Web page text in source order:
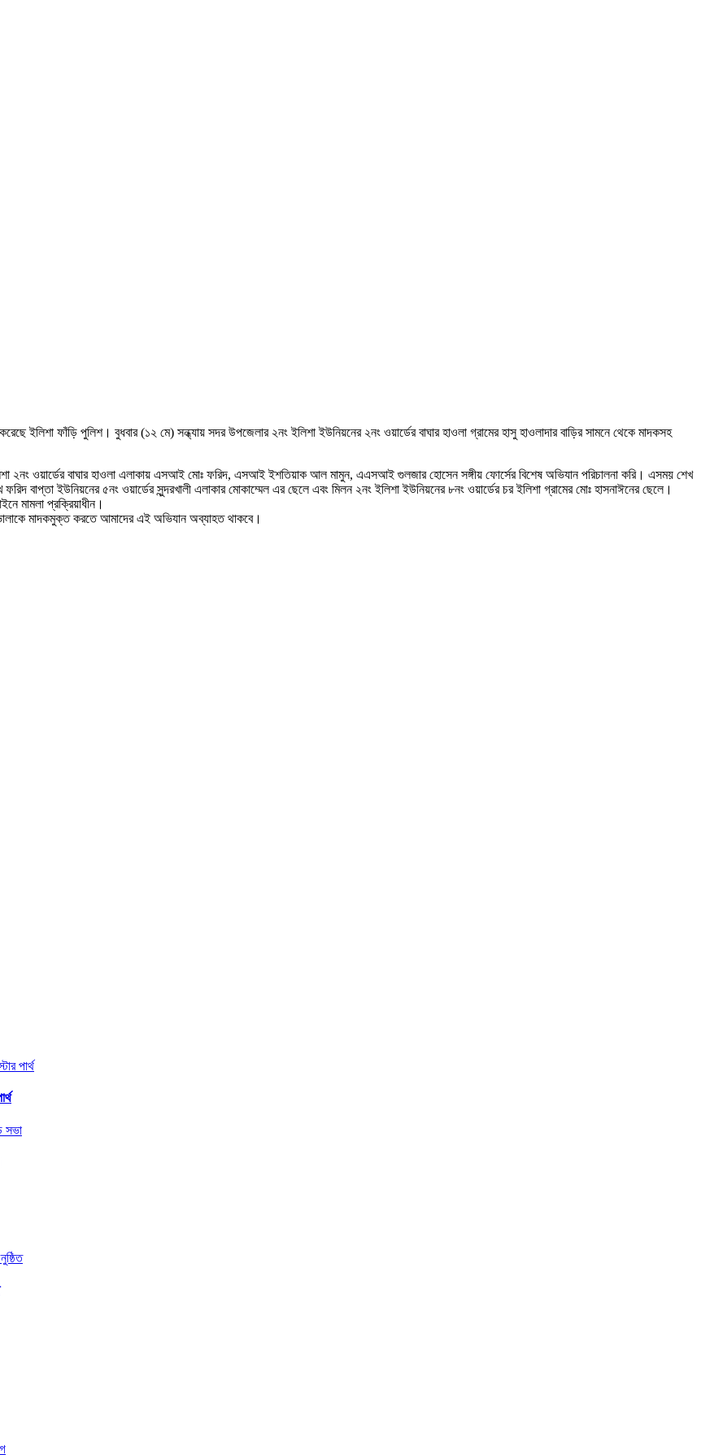
ইলিশা ফাঁড়ি পুলিশ। বুধবার (১২ মে) সন্ধ্যায় সদর উপজেলার ২নং ইলিশা ইউনিয়নের ২নং ওয়ার্ডের বাঘার হাওলা গ্রামের হাসু হাওলাদার বাড়ির সামনে থেকে মাদকসহ
২নং ওয়ার্ডের বাঘার হাওলা এলাকায় এসআই মোঃ ফরিদ, এসআই ইশতিয়াক আল মামুন, এএসআই গুলজার হোসেন সঙ্গীয় ফোর্সের বিশেষ অভিযান পরিচালনা করি। এসময় শেখ
ইউনিয়নের ৫নং ওয়ার্ডের সুন্দরখালী এলাকার মোকাম্মেল এর ছেলে এবং মিলন ২নং ইলিশা ইউনিয়নের ৮নং ওয়ার্ডের চর ইলিশা গ্রামের মোঃ হাসনাঈনের ছেলে।
মামলা প্রক্রিয়াধীন।
মাদকমুক্ত করতে আমাদের এই অভিযান অব্যাহত থাকবে।